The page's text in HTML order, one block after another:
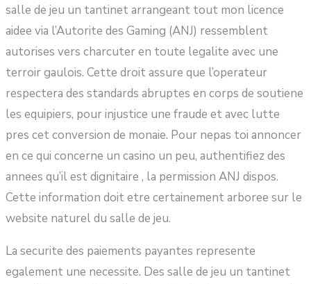
salle de jeu un tantinet arrangeant tout mon licence
aidee via l’Autorite des Gaming (ANJ) ressemblent
autorises vers charcuter en toute legalite avec une
terroir gaulois. Cette droit assure que l’operateur
respectera des standards abruptes en corps de soutiene
les equipiers, pour injustice une fraude et avec lutte
pres cet conversion de monaie. Pour nepas toi annoncer
en ce qui concerne un casino un peu, authentifiez des
annees qu’il est dignitaire , la permission ANJ dispos.
Cette information doit etre certainement arboree sur le
website naturel du salle de jeu.
La securite des paiements payantes represente
egalement une necessite. Des salle de jeu un tantinet